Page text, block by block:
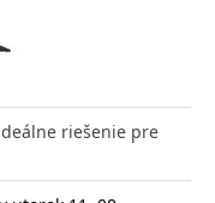
riešenie pre